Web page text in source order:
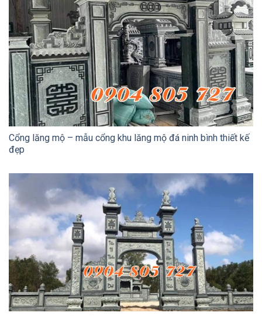
Cổng lăng mộ – mẫu cổng khu lăng mộ đá ninh bình thiết kế
đẹp